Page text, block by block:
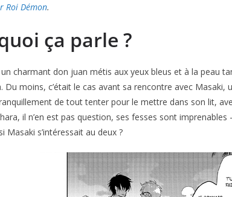
Roi Démon.
ça parle ?
charmant don juan métis aux yeux bleus et à la peau
Du moins, c’était le cas avant sa rencontre avec Masaki,
de tout tenter pour le mettre dans son lit,
il n’en est pas question, ses fesses sont imprenables
Masaki s’intéressait au deux ?